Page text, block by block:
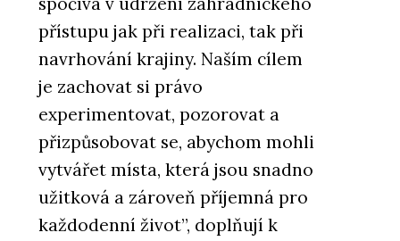
přístupu jak při realizaci, tak při
navrhování krajiny. Naším cílem
je zachovat si právo
experimentovat, pozorovat a
přizpůsobovat se, abychom mohli
vytvářet místa, která jsou snadno
užitková a zároveň příjemná pro
každodenní život”, doplňují k